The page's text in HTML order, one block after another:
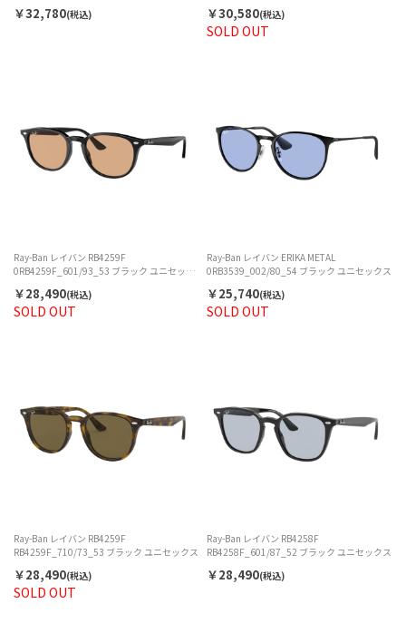
￥32,780(税込)
SOLD OUT
￥30,580(税込)
SOLD OUT
Ray-Ban レイバン RB4259F
0RB4259F_601/93_53 ブラック ユニセック
￥28,490(税込)
SOLD OUT
Ray-Ban レイバン ERIKA METAL
0RB3539_002/80_54 ブラック ユニセックス
￥25,740(税込)
SOLD OUT
Ray-Ban レイバン RB4259F
RB4259F_710/73_53 ブラック ユニセックス
￥28,490(税込)
Ray-Ban レイバン RB4258F
RB4258F_601/87_52 ブラック ユニセックス
￥28,490(税込)